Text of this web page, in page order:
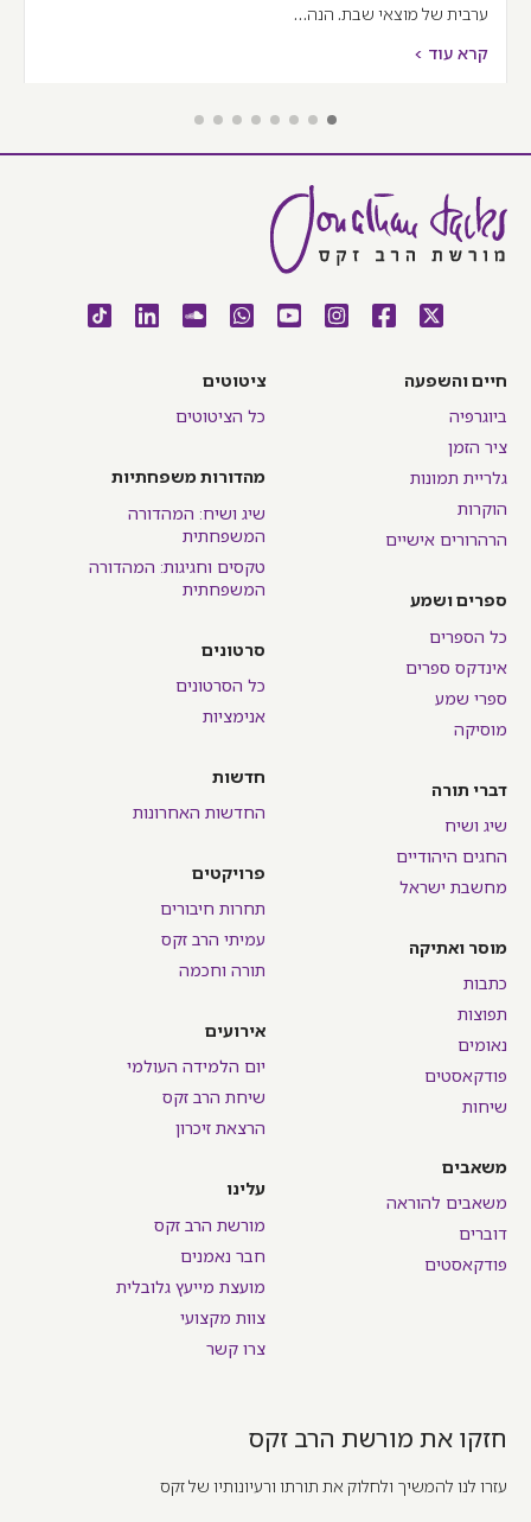
ערבית של מוצאי שבת. הנה…
קרא עוד >
חיים והשפעה
ביוגרפיה
ציר הזמן
גלריית תמונות
הוקרות
הרהרורים אישיים
ספרים ושמע
כל הספרים
אינדקס ספרים
ספרי שמע
מוסיקה
דברי תורה
שיג ושיח
החגים היהודיים
מחשבת ישראל
מוסר ואתיקה
כתבות
תפוצות
נאומים
פודקאסטים
שיחות
משאבים
משאבים להוראה
דוברים
פודקאסטים
ציטוטים
כל הציטוטים
מהדורות משפחתיות
שיג ושיח: המהדורה
המשפחתית
טקסים וחגיגות: המהדורה
המשפחתית
סרטונים
כל הסרטונים
אנימציות
חדשות
החדשות האחרונות
פרויקטים
תחרות חיבורים
עמיתי הרב זקס
תורה וחכמה
אירועים
יום הלמידה העולמי
שיחת הרב זקס
הרצאת זיכרון
עלינו
מורשת הרב זקס
חבר נאמנים
מועצת מייעץ גלובלית
צוות מקצועי
צרו קשר
חזקו את מורשת הרב זקס
עזרו לנו להמשיך ולחלוק את תורתו ורעיונותיו של זקס